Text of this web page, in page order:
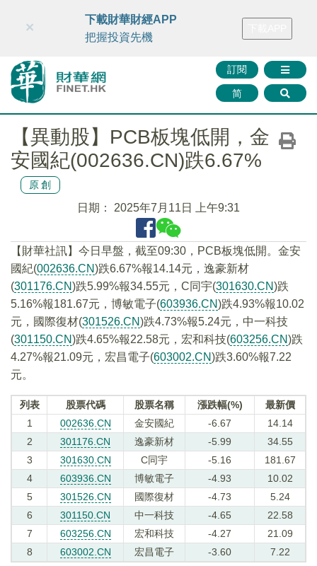
財華智庫網 FINTV FINMETA 財華證券 媒體矩陣
訂閱
简
×
下載財華財經APP
把握投資先機
【異動股】PCB板塊低開，金
安國紀(002636.CN)跌6.67%
原創
日期： 2025年7月11日 上午9:31
【財華社訊】今日早盤，截至09:30，PCB板塊低開。金安
國紀(002636.CN)跌6.67%報14.14元，逸豪新材
(301176.CN)跌5.99%報34.55元，C同宇(301630.CN)跌
5.16%報181.67元，博敏電子(603936.CN)跌4.93%報10.02
元，國際復材(301526.CN)跌4.73%報5.24元，中一科技
(301150.CN)跌4.65%報22.58元，宏和科技(603256.CN)跌
4.27%報21.09元，宏昌電子(603002.CN)跌3.60%報7.22
元。
列表 股票代碼 股票名稱 漲跌幅(%)
最新價
1
002636.CN 金安國紀 -6.67
14.14
2
301176.CN 逸豪新材 -5.99
34.55
3
301630.CN C同宇 -5.16
181.67
4
603936.CN 博敏電子 -4.93
10.02
5
301526.CN 國際復材 -4.73
5.24
6
301150.CN 中一科技 -4.65
22.58
7
603256.CN 宏和科技 -4.27
21.09
8
603002.CN 宏昌電子 -3.60 7.22